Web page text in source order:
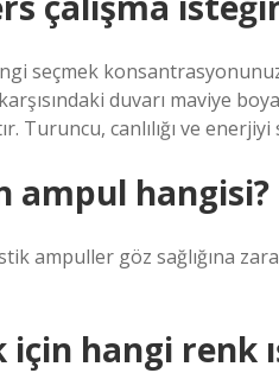
seçmek
duvarı maviye
Turuncu, canlılığı ve
ampul hangisi?
ampuller göz sağlığına
hangi renk